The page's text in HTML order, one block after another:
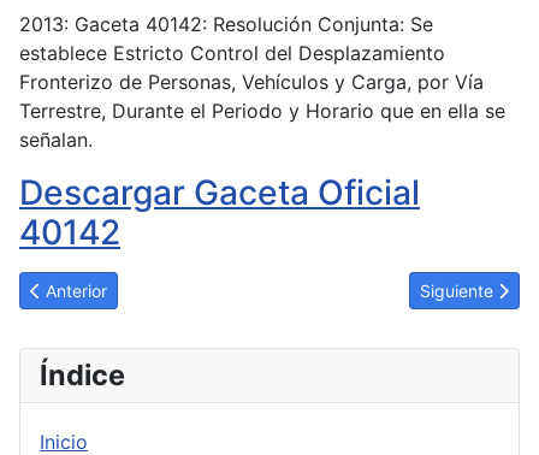
2013: Gaceta 40142: Resolución Conjunta: Se
establece Estricto Control del Desplazamiento
Fronterizo de Personas, Vehículos y Carga, por Vía
Terrestre, Durante el Periodo y Horario que en ella se
señalan.
Descargar Gaceta Oficial
40142
Artículo anterior: Educación. Se Conforma el Sistema de
Anterior Artículo
Siguiente
Índice
Inicio